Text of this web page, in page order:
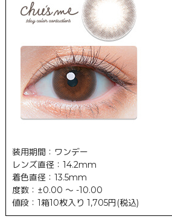
装用期間：ワンデー
レンズ直径：14.2mm
着色直径：13.5mm
度数：±0.00 ～ -10.00
値段：1箱10枚入り 1,705円(税込)